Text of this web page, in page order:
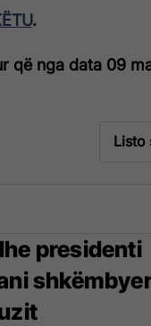
.
që nga data 09
Listo
presidenti